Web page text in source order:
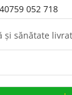
052 718
și sănătate